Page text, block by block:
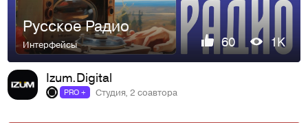
Русское Радио
Интерфейсы 60 1K
Izum.Digital
PRO + Студия, 2 соавтора